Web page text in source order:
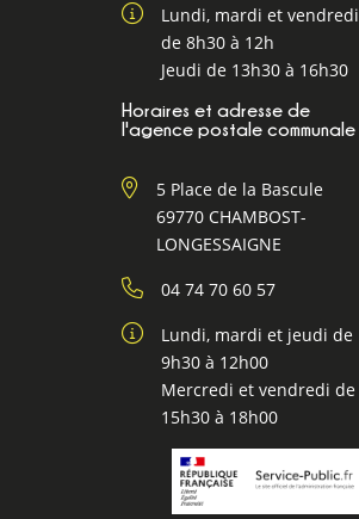
Lundi, mardi et vendredi
de 8h30 à 12h
Jeudi de 13h30 à 16h30
Horaires et adresse de
l'agence postale communale
5 Place de la Bascule
69770 CHAMBOST-
LONGESSAIGNE
04 74 70 60 57
Lundi, mardi et jeudi de
9h30 à 12h00
Mercredi et vendredi de
15h30 à 18h00